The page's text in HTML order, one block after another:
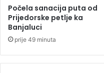
k
o
j
e
v
H
r
v
a
Počela sanacija puta od
Prijedorske petlje ka
Banjaluci
prije 49 minuta